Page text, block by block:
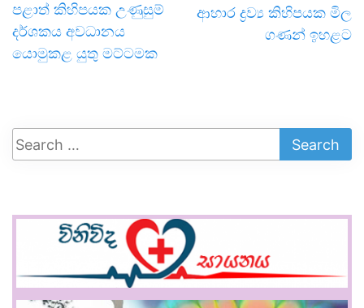
පළාත් කිහිපයක උණුසුම්
දර්ශකය අවධානය
යොමුකළ යුතු මට්ටමක
ආහාර ද්‍රව්‍ය කිහිපයක මිල
ගණන් ඉහළට